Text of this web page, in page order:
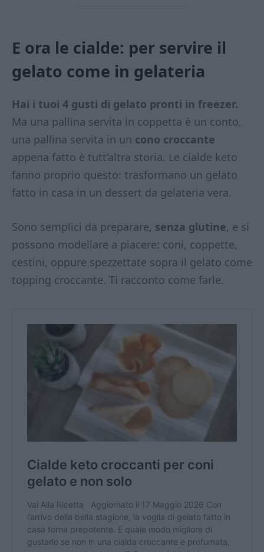
E ora le cialde: per servire il
gelato come in gelateria
Hai i tuoi 4 gusti di gelato pronti in freezer.
Ma una pallina servita in coppetta è un conto,
una pallina servita in un cono croccante
appena fatto è tutt’altra storia. Le cialde keto
fanno proprio questo: trasformano un gelato
fatto in casa in un dessert da gelateria vera.
Sono semplici da preparare, senza glutine, e si
possono modellare a piacere: coni, coppette,
cestini, oppure spezzettate sopra il gelato come
topping croccante. Ti racconto come farle.